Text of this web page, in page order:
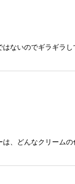
ないのでギラギラ
、どんなクリーム